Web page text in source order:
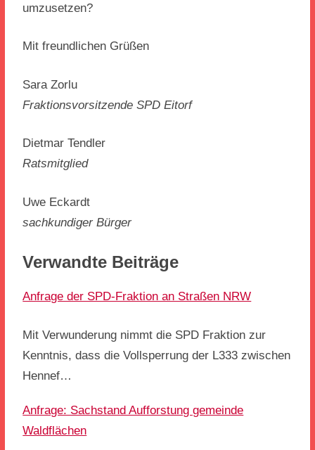
umzusetzen?
Mit freundlichen Grüßen
Sara Zorlu
Fraktionsvorsitzende SPD Eitorf
Dietmar Tendler
Ratsmitglied
Uwe Eckardt
sachkundiger Bürger
Verwandte Beiträge
Anfrage der SPD-Fraktion an Straßen NRW
Mit Verwunderung nimmt die SPD Fraktion zur
Kenntnis, dass die Vollsperrung der L333 zwischen
Hennef…
Anfrage: Sachstand Aufforstung gemeinde
Waldflächen